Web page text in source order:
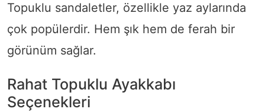
Topuklu sandaletler, özellikle yaz aylarında
çok popülerdir. Hem şık hem de ferah bir
görünüm sağlar.
Rahat Topuklu Ayakkabı
Seçenekleri